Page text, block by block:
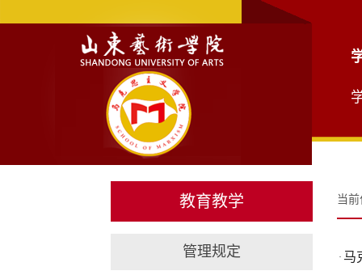
教育教学
管理规定
当
· 马